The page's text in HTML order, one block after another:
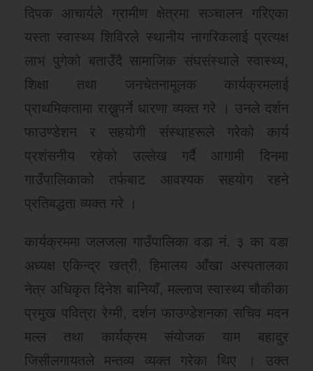
दिपक आचार्यले ग्रामीण क्षेत्रमा सञ्चालन गरिएका
यस्ता स्वास्थ्य शिविरले स्थानीय नागरिकलाई प्रत्यक्ष
लाभ पुगेको बताउँदै सामाजिक संघसंस्थाले स्वास्थ्य,
शिक्षा तथा जनचेतनामूलक कार्यक्रमलाई
प्राथमिकतामा राख्नुपर्ने धारणा व्यक्त गरे । उनले दर्शन
फाउण्डेशन र सहयोगी संस्थाहरूले गरेको कार्य
प्रशंसनीय रहेको उल्लेख गर्दै आगामी दिनमा
गाउँपालिकाको तर्फबाट आवश्यक सहयोग रहने
प्रतिबद्धता व्यक्त गरे ।
कार्यक्रममा जलजला गाउँपालिका वडा नं. ३ का वडा
अध्यक्ष एकिन्द्र खत्री, हिमालय आँखा अस्पतालका
नेत्र अधिकृत दिनेश बानियाँ, मल्लाज स्वास्थ्य चौकीका
प्रमुख पवित्रा रेग्मी, दर्शन फाउण्डेशनका सचिव मदन
मल्ल तथा कार्यक्रम संयोजक याम बहादुर
जिसीलगायतले मन्तव्य व्यक्त गरेका थिए । उक्त